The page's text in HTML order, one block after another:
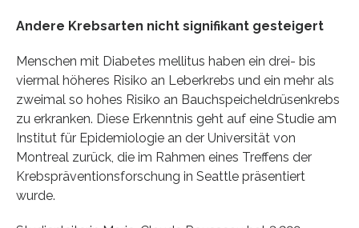
Andere Krebsarten nicht signifikant gesteigert
Menschen mit Diabetes mellitus haben ein drei- bis
viermal höheres Risiko an Leberkrebs und ein mehr als
zweimal so hohes Risiko an Bauchspeicheldrüsenkrebs
zu erkranken. Diese Erkenntnis geht auf eine Studie am
Institut für Epidemiologie an der Universität von
Montreal zurück, die im Rahmen eines Treffens der
Krebspräventionsforschung in Seattle präsentiert
wurde.